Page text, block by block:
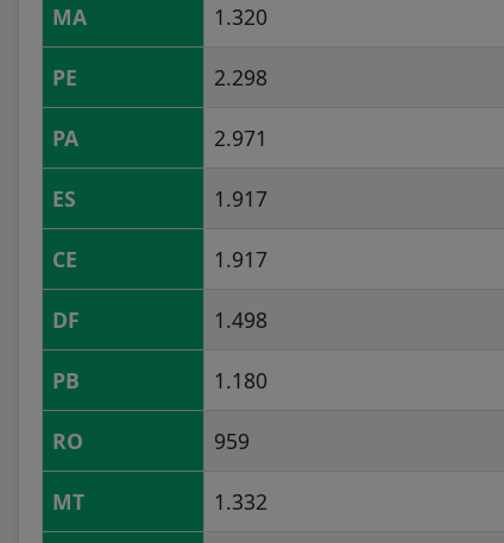
MA 1.320
PE 2.298
PA 2.971
ES 1.917
CE 1.917
DF 1.498
PB 1.180
RO 959
MT 1.332